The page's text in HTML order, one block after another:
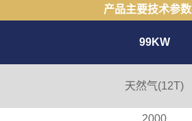
产品主要技术参数
99KW
天然气(12T)
2000